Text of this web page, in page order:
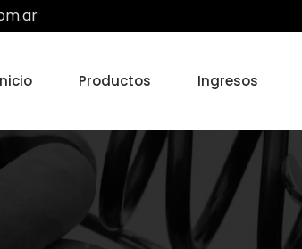
Productos Ingresos